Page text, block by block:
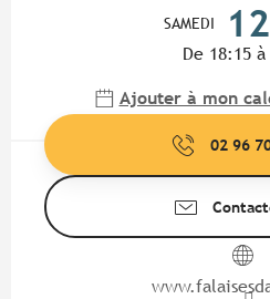
SAMEDI 12
De 18:15
Ajouter à mon
02 96